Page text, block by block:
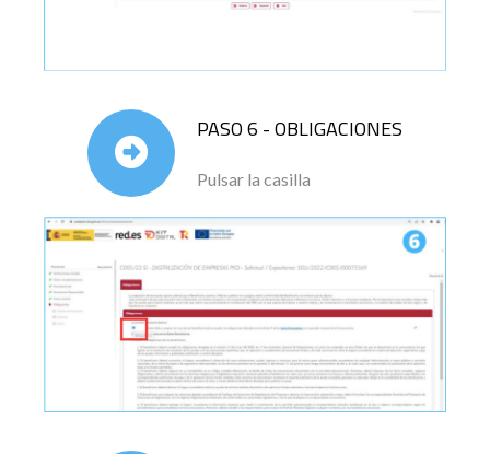
PASO 6 - OBLIGACIONES
Pulsar la casilla